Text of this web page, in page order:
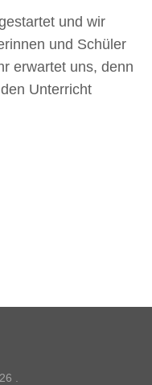
und wir
und Schüler
erwartet uns, denn
Unterricht